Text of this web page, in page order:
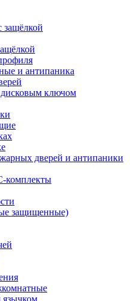
и антипаника
ключом
дверей и антипаники
комплекты
защищенные)